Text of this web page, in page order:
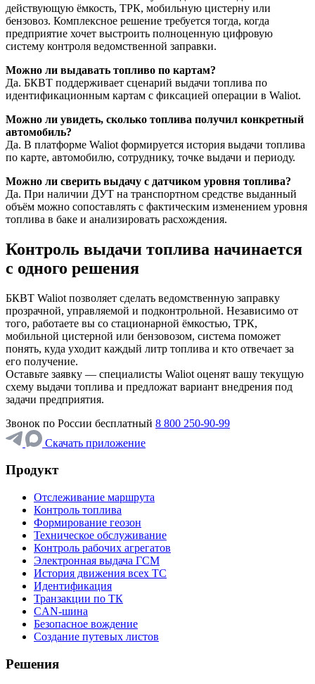
действующую ёмкость, ТРК, мобильную цистерну или
бензовоз. Комплексное решение требуется тогда, когда
предприятие хочет выстроить полноценную цифровую
систему контроля ведомственной заправки.
Можно ли выдавать топливо по картам?
Да. БКВТ поддерживает сценарий выдачи топлива по
идентификационным картам с фиксацией операции в Waliot.
Можно ли увидеть, сколько топлива получил конкретный
автомобиль?
Да. В платформе Waliot формируется история выдачи топлива
по карте, автомобилю, сотруднику, точке выдачи и периоду.
Можно ли сверить выдачу с датчиком уровня топлива?
Да. При наличии ДУТ на транспортном средстве выданный
объём можно сопоставлять с фактическим изменением уровня
топлива в баке и анализировать расхождения.
Контроль выдачи топлива начинается
с одного решения
БКВТ Waliot позволяет сделать ведомственную заправку
прозрачной, управляемой и подконтрольной. Независимо от
того, работаете вы со стационарной ёмкостью, ТРК,
мобильной цистерной или бензовозом, система поможет
понять, куда уходит каждый литр топлива и кто отвечает за
его получение.
Оставьте заявку — специалисты Waliot оценят вашу текущую
схему выдачи топлива и предложат вариант внедрения под
задачи предприятия.
Звонок по России бесплатный 8 800 250-90-99
Скачать приложение
Продукт
Отслеживание маршрута
Контроль топлива
Формирование геозон
Техническое обслуживание
Контроль рабочих агрегатов
Электронная выдача ГСМ
История движения всех ТС
Идентификация
Транзакции по ТК
CAN-шина
Безопасное вождение
Создание путевых листов
Решения